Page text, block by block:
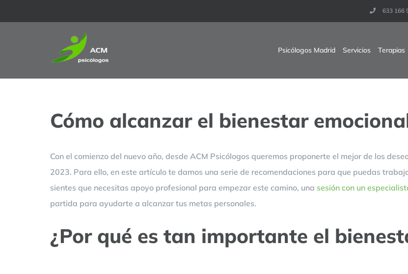
al
633 166
Psicólogos Madrid Servicios Terapias
Cómo alcanzar el bienestar
Con el comienzo del nuevo año, desde ACM Psicólogos queremos proponerte el mejor de los
2023. Para ello, en este artículo te damos una serie de recomendaciones para que puedas
sientes que necesitas apoyo profesional para empezar este camino, una sesión con un
partida para ayudarte a alcanzar tus metas personales.
¿Por qué es tan importante el